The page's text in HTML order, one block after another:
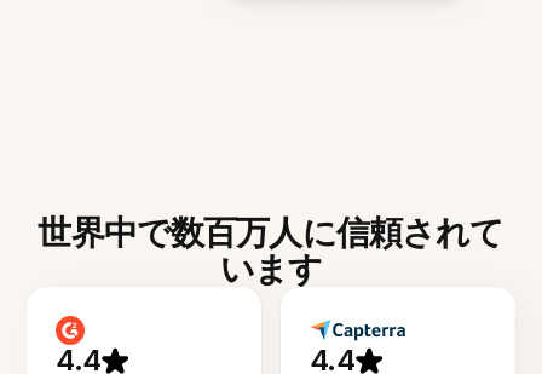
世界中で数百万人に信頼されて
います
4.4 4.4